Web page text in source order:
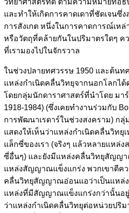
วิทยาศาสตร์ที่ดี ตามความหมายที่อธิ
และทำให้เกิดการคาดเดาที่ชัดเจนซึ่
การสังเกต หนึ่งในการคาดการณ์เห
หรือวัตถุที่คล้ายกันในปริมาตรใดๆ ค
ที่เรามองไปในจักรวาล
ในช่วงปลายทศวรรษ 1950 และต้นท
แหล่งกำเนิดคลื่นวิทยุจากนอกโลกได้
โดยกลุ่มนักดาราศาสตร์ที่นำโดย มาร์
1918-1984) (ซึ่งเคยทำงานร่วมกับ
การพัฒนาเรดาร์ในช่วงสงคราม) กลุ่
แสดงให้เห็นว่าแหล่งกำเนิดคลื่นวิท
แล็กซี่ของเรา (จริงๆ แล้วหลายแหล่ง
ซี่อื่นๆ) และยังมีแหล่งคลื่นวิทยุสัญญา
แหล่งสัญญาณแข็งแกร่ง พวกเขาตีคว
คลื่นวิทยุสัญญาณอ่อนแอว่าเป็นแหล่ง
แหล่งที่มีสัญญาณแข็งแกร่งกว่านั้นอ
ว่าแหล่งกำเนิดคลื่นวิทยุต่อหน่วยปริ